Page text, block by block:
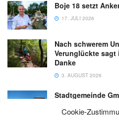
Cookie-
Boje 18 setzt
17. JULI 2026
Nach schwerem
Verunglückte sagt
Danke
3. AUGUST 2026
Stadtgemeinde
6. AUGUST 2026